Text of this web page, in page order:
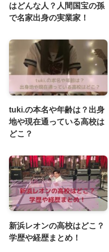
はどんな人？人間国宝の孫
で名家出身の実業家！
tuki.の本名や年齢は？出身
地や現在通っている高校は
どこ？
新浜レオンの高校はどこ？
学歴や経歴まとめ！